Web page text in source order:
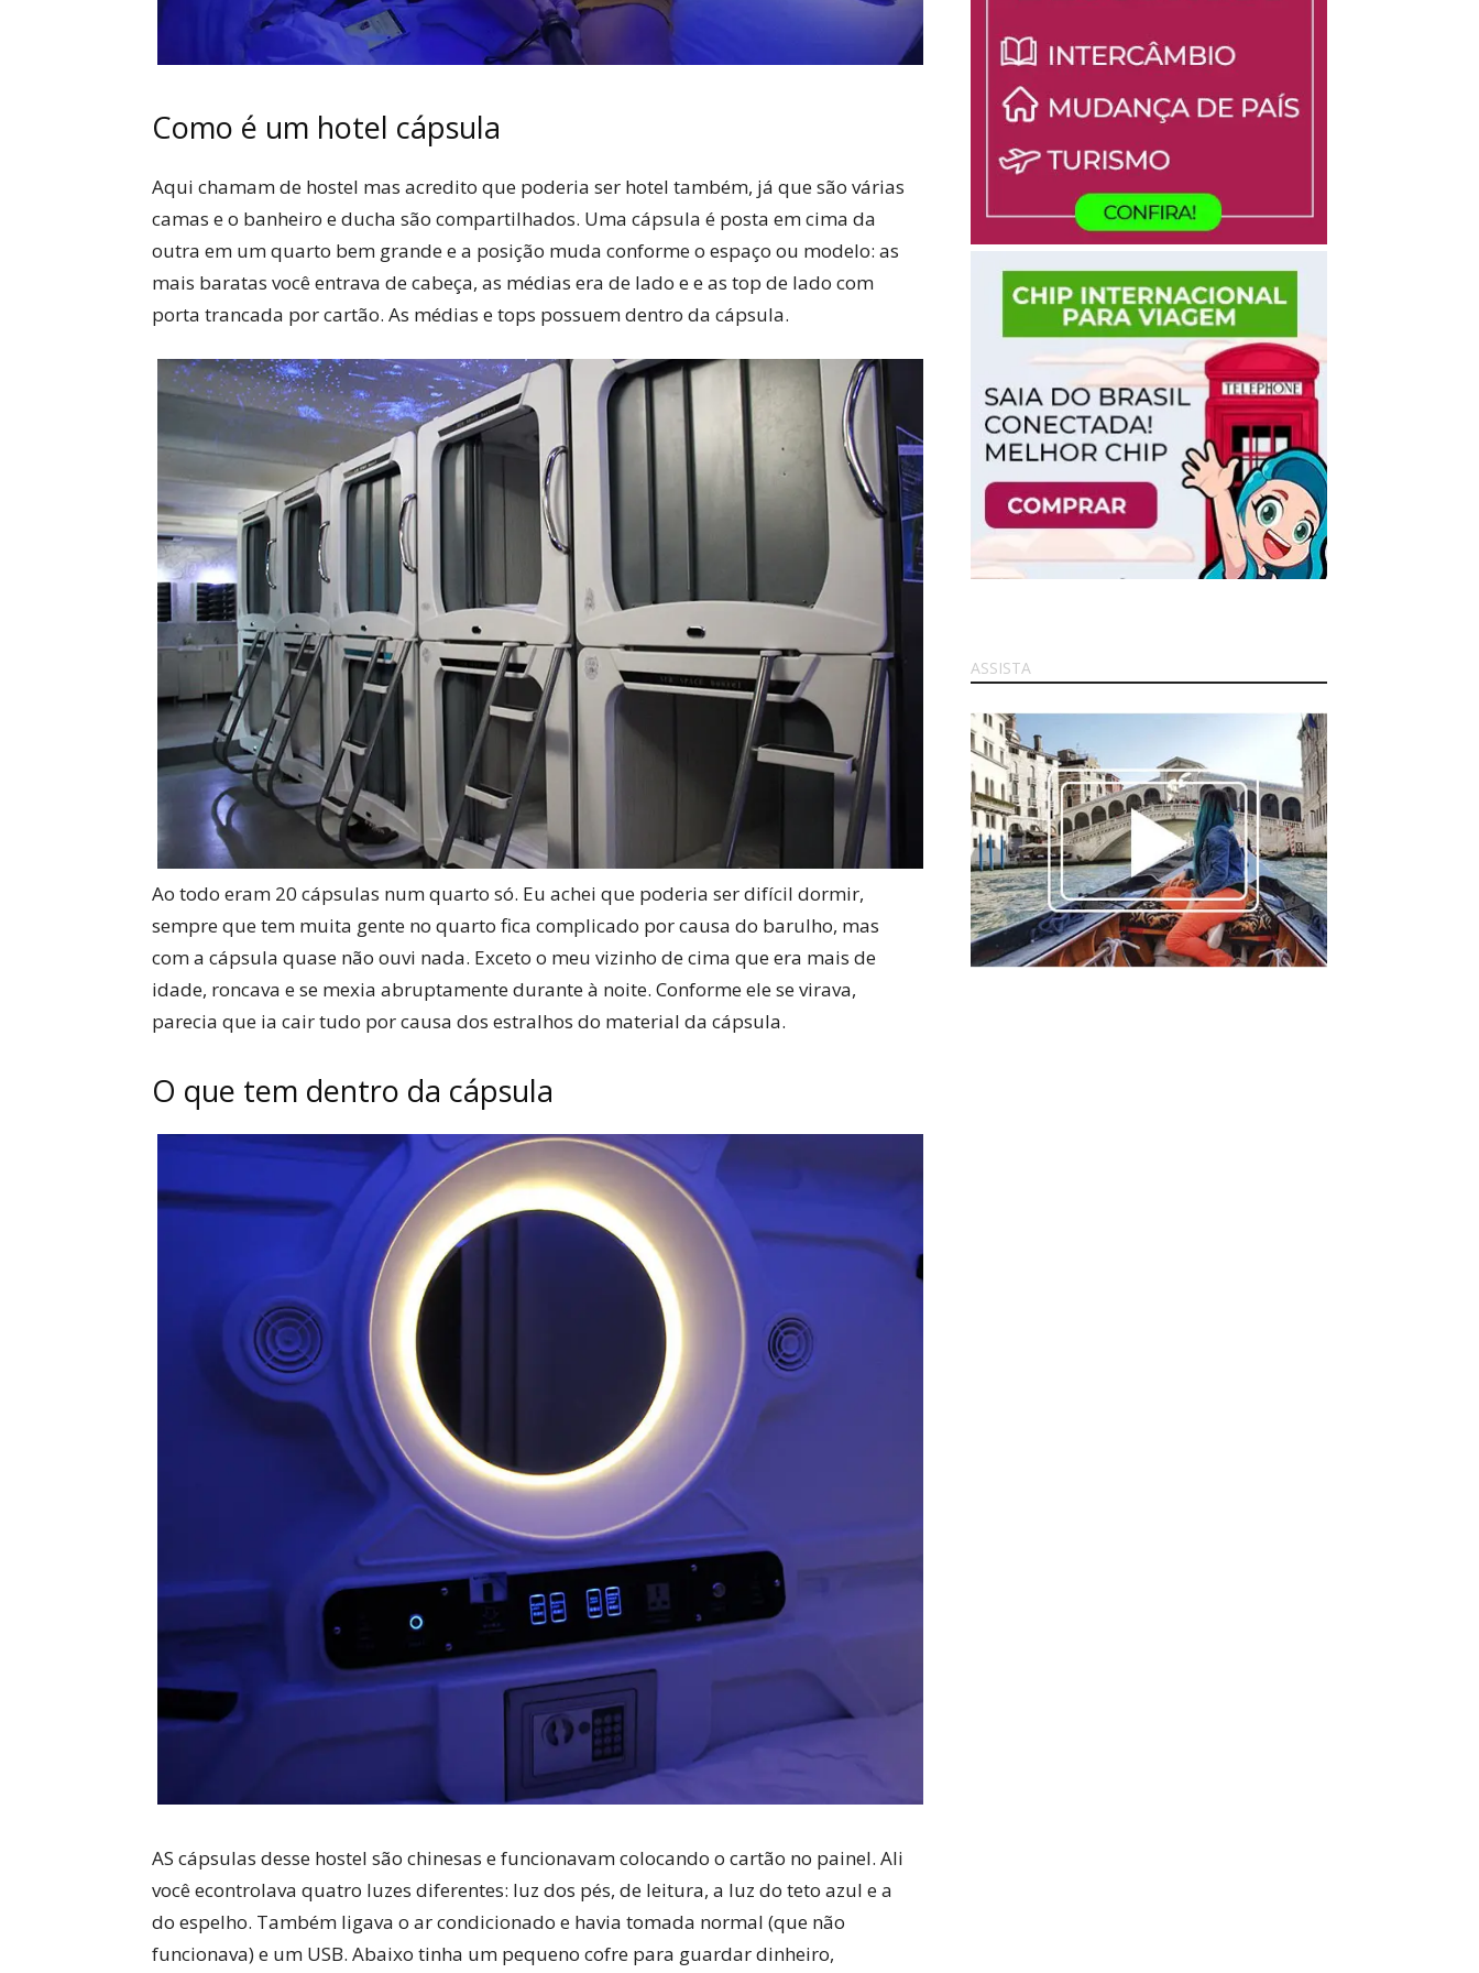
Como é um hotel cápsula
Aqui chamam de hostel mas acredito que poderia ser hotel também, já que são várias
camas e o banheiro e ducha são compartilhados. Uma cápsula é posta em cima da
outra em um quarto bem grande e a posição muda conforme o espaço ou modelo: as
mais baratas você entrava de cabeça, as médias era de lado e e as top de lado com
porta trancada por cartão. As médias e tops possuem dentro da cápsula.
Ao todo eram 20 cápsulas num quarto só. Eu achei que poderia ser difícil dormir,
sempre que tem muita gente no quarto fica complicado por causa do barulho, mas
com a cápsula quase não ouvi nada. Exceto o meu vizinho de cima que era mais de
idade, roncava e se mexia abruptamente durante à noite. Conforme ele se virava,
parecia que ia cair tudo por causa dos estralhos do material da cápsula.
O que tem dentro da cápsula
AS cápsulas desse hostel são chinesas e funcionavam colocando o cartão no painel. Ali
você econtrolava quatro luzes diferentes: luz dos pés, de leitura, a luz do teto azul e a
do espelho. Também ligava o ar condicionado e havia tomada normal (que não
funcionava) e um USB. Abaixo tinha um pequeno cofre para guardar dinheiro,
ASSISTA